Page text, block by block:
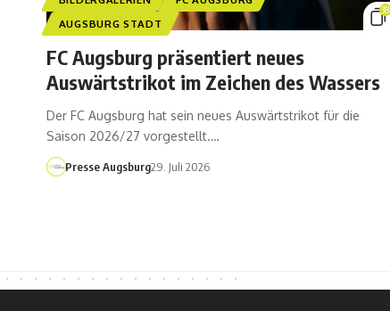
38
AUGSBURG STADT
FC Augsburg präsentiert neues
Auswärtstrikot im Zeichen des Wassers
Der FC Augsburg hat sein neues Auswärtstrikot für die
Saison 2026/27 vorgestellt.…
Presse Augsburg29. Juli 2026